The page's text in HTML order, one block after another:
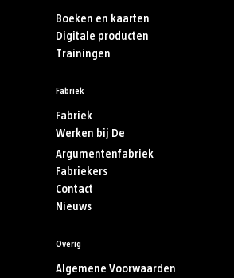
Boeken en kaarten
Digitale producten
Trainingen
Fabriek
Fabriek
Werken bij De
Argumentenfabriek
Fabriekers
Contact
Nieuws
Overig
Algemene Voorwaarden